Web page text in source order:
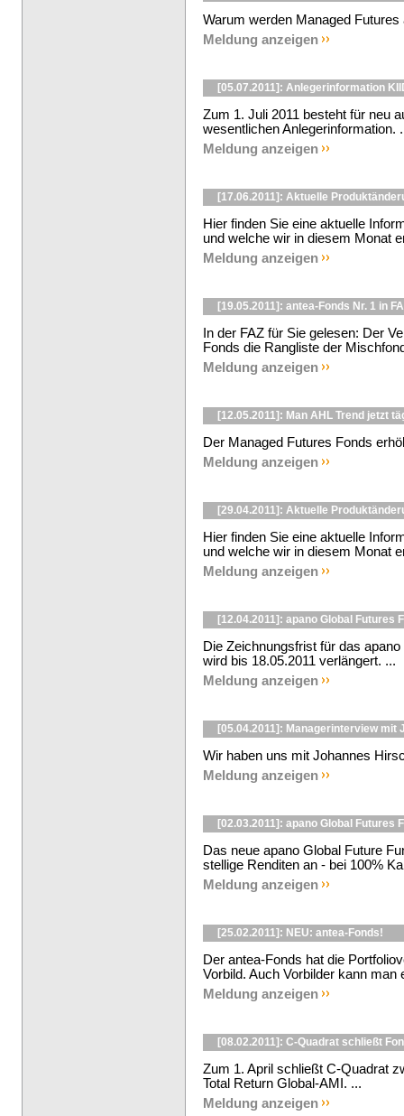
Warum werden Managed
Meldung anzeigen
[05.07.2011]: Anlegerinformation
Zum 1. Juli 2011 besteht für neu
wesentlichen Anlegerinformation.
Meldung anzeigen
[17.06.2011]: Aktuelle
Hier finden Sie eine aktuelle
und welche wir in diesem Monat
Meldung anzeigen
[19.05.2011]: antea-Fonds Nr. 1 in
In der FAZ für Sie gelesen: Der
Fonds die Rangliste der
Meldung anzeigen
[12.05.2011]: Man AHL Trend jetzt
Der Managed Futures Fonds
Meldung anzeigen
[29.04.2011]: Aktuelle
Hier finden Sie eine aktuelle
und welche wir in diesem Monat
Meldung anzeigen
[12.04.2011]: apano Global Futures
Die Zeichnungsfrist für das
wird bis 18.05.2011 verlängert. ...
Meldung anzeigen
[05.04.2011]: Managerinterview mit
Wir haben uns mit Johannes
Meldung anzeigen
[02.03.2011]: apano Global Futures
Das neue apano Global Future
stellige Renditen an - bei 100%
Meldung anzeigen
[25.02.2011]: NEU: antea-Fonds!
Der antea-Fonds hat die
Vorbild. Auch Vorbilder kann man
Meldung anzeigen
[08.02.2011]: C-Quadrat schließt
Zum 1. April schließt C-Quadrat
Total Return Global-AMI. ...
Meldung anzeigen